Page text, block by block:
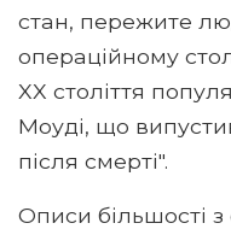
стан, пережите
операційному
XX століття
Моуді, що
після смерті".
Описи більшості з